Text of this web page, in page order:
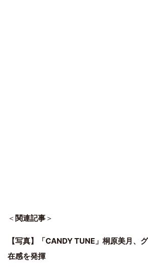
＜ 関連記事＞
【写真】「CANDY TUNE」桐原美月、
在感を発揮